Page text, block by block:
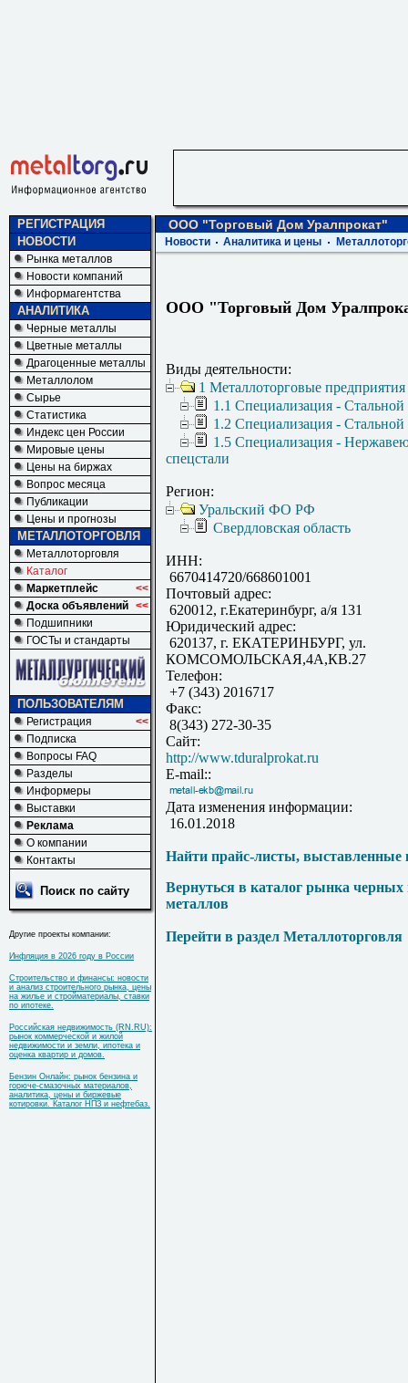
РЕГИСТРАЦИЯ
НОВОСТИ
Рынка металлов
Новости компаний
Информагентства
АНАЛИТИКА
Черные металлы
Цветные металлы
Драгоценные металлы
Металлолом
Сырье
Статистика
Индекс цен России
Мировые цены
Цены на биржах
Вопрос месяца
Публикации
Цены и прогнозы
МЕТАЛЛОТОРГОВЛЯ
Металлоторговля
Каталог
Маркетплейс
<<
Доска объявлений <<
Подшипники
ГОСТы и стандарты
ПОЛЬЗОВАТЕЛЯМ
Регистрация
<<
Подписка
Вопросы FAQ
Разделы
Информеры
Выставки
Реклама
О компании
Контакты
Поиск по сайту
Другие проекты компании:
Инфляция в 2026 году в России
Строительство и финансы: новости
и анализ строительного рынка, цены
на жилье и стройматериалы, ставки
по ипотеке.
Российская недвижимость (RN.RU):
рынок коммерческой и жилой
недвижимости и земли, ипотека и
оценка квартир и домов.
Бензин Онлайн: рынок бензина и
горюче-смазочных материалов,
аналитика, цены и биржевые
котировки. Каталог НПЗ и нефтебаз.
ООО "Торговый Дом Уралпрокат"
Новости Аналитика и цены
ООО "Торговый Дом
Виды деятельности:
1 Металлоторговые
1.1 Специализация - Стальной
1.2 Специализация -
1.5 Специализация -
спецстали
Регион:
Уральский ФО РФ
Свердловская область
ИНН:
6670414720/668601001
Почтовый адрес:
620012, г.Екатеринбург, а/я 131
Юридический адрес:
620137, г. ЕКАТЕРИНБУРГ, ул.
КОМСОМОЛЬСКАЯ,4А,КВ.27
Телефон:
+7 (343) 2016717
Факс:
8(343) 272-30-35
Сайт:
http://www.tduralprokat.ru
E-mail::
Дата изменения информации:
16.01.2018
Найти прайс-листы, выставленные
Вернуться в каталог рынка
металлов
Перейти в раздел Металлоторговля